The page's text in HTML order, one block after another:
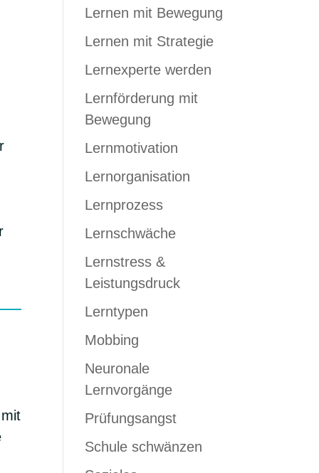
Lernen mit Bewegung
Lernen mit Strategie
Lernexperte werden
Lernförderung mit
Bewegung
Lernmotivation
Lernorganisation
Lernprozess
Lernschwäche
Lernstress &
Leistungsdruck
Lerntypen
Mobbing
Neuronale
Lernvorgänge
Prüfungsangst
Schule schwänzen